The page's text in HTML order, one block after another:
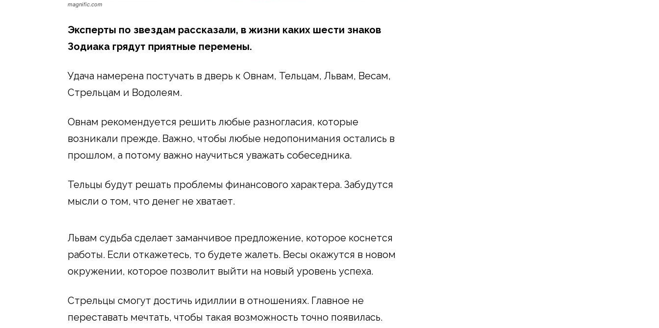
magnific.com
Эксперты по звездам рассказали, в жизни каких шести знаков
Зодиака грядут приятные перемены.
Удача намерена постучать в дверь к Овнам, Тельцам, Львам, Весам,
Стрельцам и Водолеям.
Овнам рекомендуется решить любые разногласия, которые
возникали прежде. Важно, чтобы любые недопонимания остались в
прошлом, а потому важно научиться уважать собеседника.
Тельцы будут решать проблемы финансового характера. Забудутся
мысли о том, что денег не хватает.
Львам судьба сделает заманчивое предложение, которое коснется
работы. Если откажетесь, то будете жалеть. Весы окажутся в новом
окружении, которое позволит выйти на новый уровень успеха.
Стрельцы смогут достичь идиллии в отношениях. Главное не
переставать мечтать, чтобы такая возможность точно появилась.